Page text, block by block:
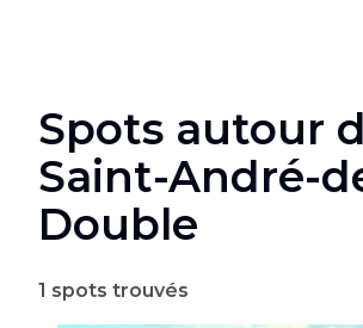
Spots autour
Saint-André-
Double
1 spots trouvés